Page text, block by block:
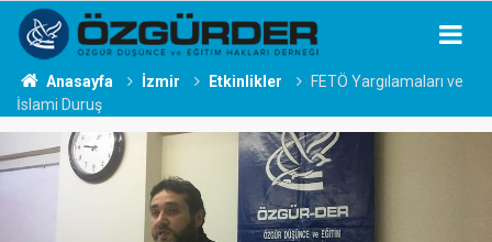
Anasayfa İzmir Etkinlikler
FETÖ Yargılamaları ve
İslami Duruş